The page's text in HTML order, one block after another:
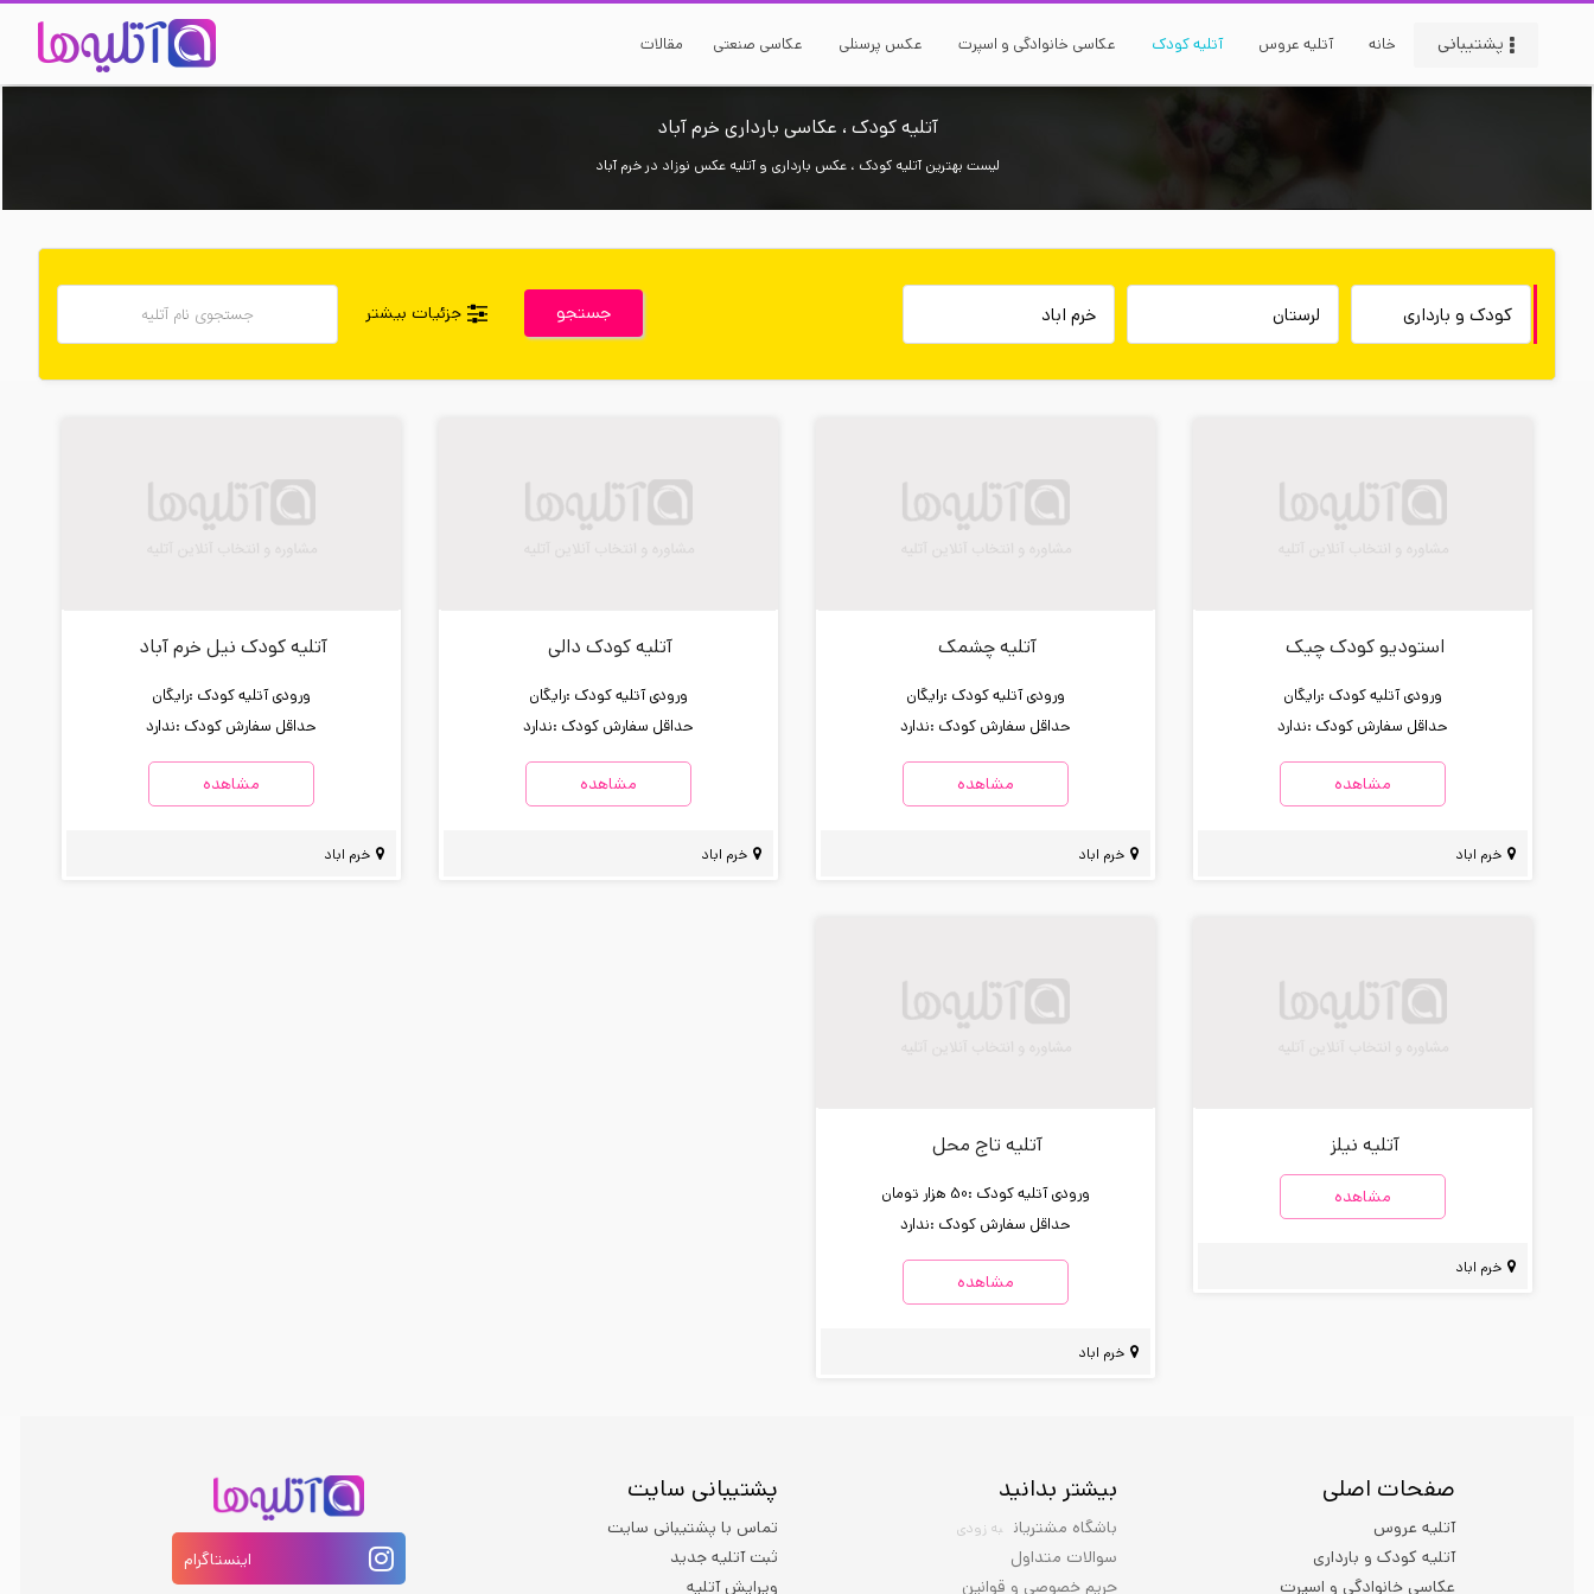
خانه آتلیه عروس آتلیه کودک عکاسی خانوادگی و اسپرت عکس پرسنلی عکاسی صنعتی مقالات پشتیبانی
آتلیه کودک ، عکاسی بارداری خرم آباد
لیست بهترین آتلیه کودک ، عکس بارداری و آتلیه عکس نوزاد در خرم آباد
جستجو جزئیات بیشتر
استودیو کودک چیک
ورودی آتلیه کودک :رایگان
حداقل سفارش کودک :ندارد
مشاهده
خرم اباد
آتلیه چشمک
ورودی آتلیه کودک :رایگان
حداقل سفارش کودک :ندارد
مشاهده
خرم اباد
آتلیه کودک دالی
ورودی آتلیه کودک :رایگان
حداقل سفارش کودک :ندارد
مشاهده
خرم اباد
آتلیه کودک نیل خرم آباد
ورودی آتلیه کودک :رایگان
حداقل سفارش کودک :ندارد
مشاهده
خرم اباد
آتلیه نیلز
مشاهده
خرم اباد
آتلیه تاج محل
ورودی آتلیه کودک :50 هزار تومان
حداقل سفارش کودک :ندارد
مشاهده
خرم اباد
صفحات اصلی
آتلیه عروس
آتلیه کودک و بارداری
عکاسی خانوادگی و اسپرت
بیشتر بدانید
باشگاه مشتریان به زودی
سوالات متداول
حریم خصوصی و قوانین
پشتیبانی سایت
تماس با پشتیبانی سایت
ثبت آتلیه جدید
ویرایش آتلیه
اینستاگرام